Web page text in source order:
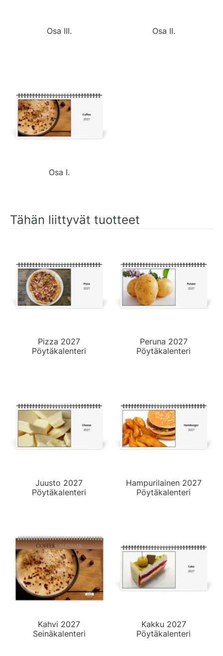
Osa III. Osa II.
Osa I.
Tähän liittyvät tuotteet
Pizza 2027
Pöytäkalenteri
Peruna 2027
Pöytäkalenteri
Juusto 2027
Pöytäkalenteri
Hampurilainen 2027
Pöytäkalenteri
Kahvi 2027
Seinäkalenteri
Kakku 2027
Pöytäkalenteri